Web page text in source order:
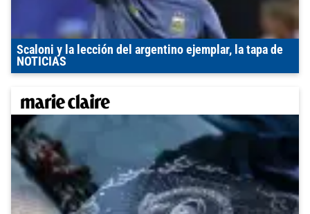
Scaloni y la lección del argentino ejemplar, la tapa de
NOTICIAS